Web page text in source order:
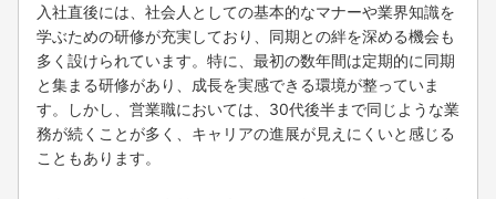
入社直後には、社会人としての基本的なマナーや業界知識を
学ぶための研修が充実しており、同期との絆を深める機会も
多く設けられています。特に、最初の数年間は定期的に同期
と集まる研修があり、成長を実感できる環境が整っていま
す。しかし、営業職においては、30代後半まで同じような業
務が続くことが多く、キャリアの進展が見えにくいと感じる
こともあります。